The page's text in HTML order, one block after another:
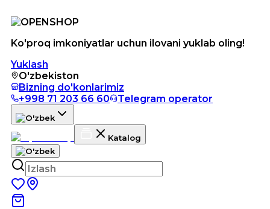
Ko'proq imkoniyatlar uchun ilovani yuklab oling!
Yuklash
O'zbekiston
Bizning do'konlarimiz
+998 71 203 66 60
Telegram operator
Katalog